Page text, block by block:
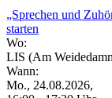
„Sprechen und
starten
Wo:
LIS (Am
Wann:
Mo., 24.08.2026,